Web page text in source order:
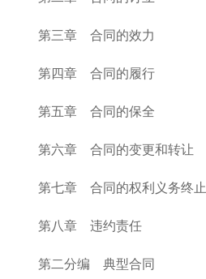
第三章 合同的效力
第四章 合同的履行
第五章 合同的保全
第六章 合同的变更和转让
第七章 合同的权利义务终止
第八章 违约责任
第二分编 典型合同